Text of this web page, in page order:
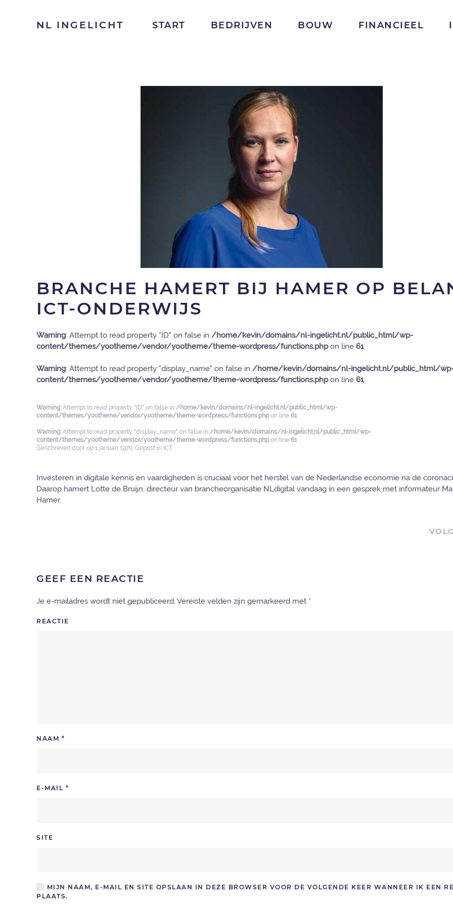
NL INGELICHT START BEDRIJVEN BOUW FINANCIEEL
BRANCHE HAMERT BIJ HAMER OP
ICT-ONDERWIJS
Warning: Attempt to read property "ID" on false in /home/kevin/domains/nl-ingelicht.nl/public_html/wp-
content/themes/yootheme/vendor/yootheme/theme-wordpress/functions.phpon line 61
Warning: Attempt to read property "display_name" on false in /home/kevin/domains/nl-ingelicht.nl/public_html/
content/themes/yootheme/vendor/yootheme/theme-wordpress/functions.phpon line 61
Warning: Attempt to read property "ID" on false in /home/kevin/domains/nl-ingelicht.nl/public_html/wp-
content/themes/yootheme/vendor/yootheme/theme-wordpress/functions.phpon line 61
Warning: Attempt to read property "display_name" on false in /home/kevin/domains/nl-ingelicht.nl/public_html/wp-
content/themes/yootheme/vendor/yootheme/theme-wordpress/functions.phpon line 61
Geschreven door op 1 januari 1970. Gepost in ICT.
Investeren in digitale kennis en vaardigheden is cruciaal voor het herstel van de Nederlandse economie na de
Daarop hamert Lotte de Bruijn, directeur van brancheorganisatie NLdigital vandaag in een gesprek met informateur
Hamer.
GEEF EEN REACTIE
Je e-mailadres wordt niet gepubliceerd. Vereiste velden zijn gemarkeerd met *
REACTIE
NAAM *
E-MAIL *
SITE
MIJN NAAM, E-MAIL EN SITE OPSLAAN IN DEZE BROWSER VOOR DE VOLGENDE KEER WANNEER IK EEN
PLAATS.